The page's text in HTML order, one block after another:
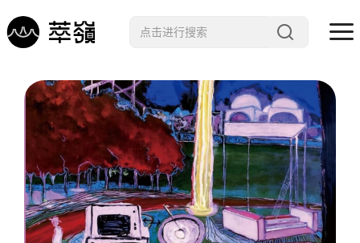
哲学 · 文明
艺术 · 科技
未来 · 生命
行星智慧
数字治理